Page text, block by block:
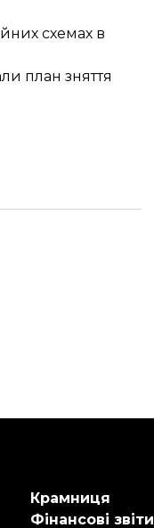
схемах в
план зняття
Крамниця
Фінансові звіти